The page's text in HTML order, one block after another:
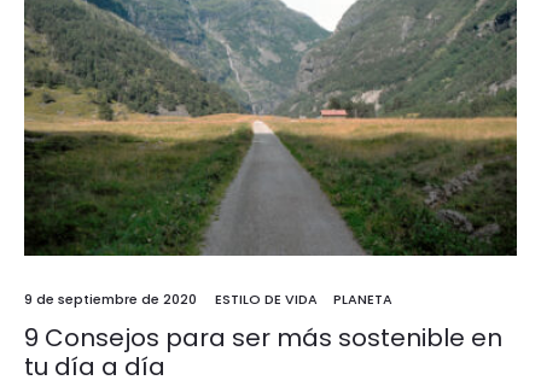
9 de septiembre de 2020 ESTILO DE VIDA PLANETA
9 Consejos para ser más sostenible en
tu día a día